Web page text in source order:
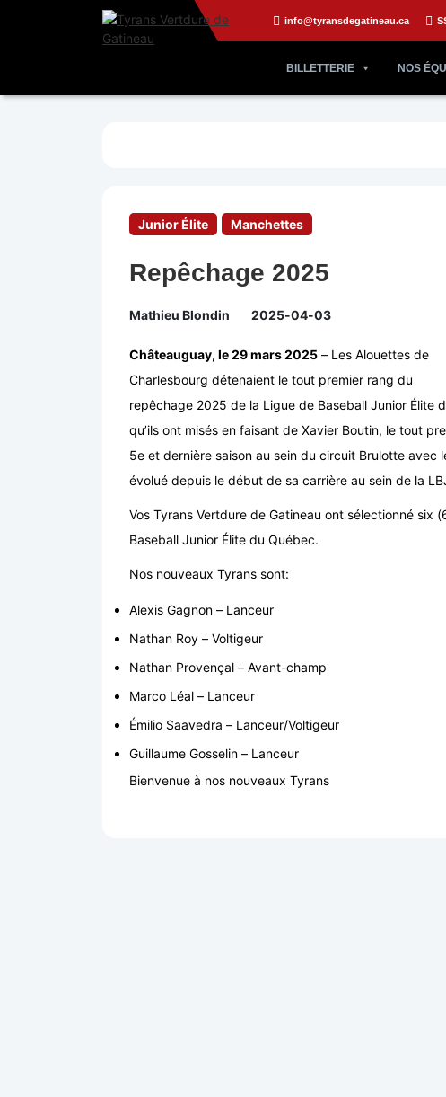
info@tyransdegatineau.ca
BILLETTERIE NOS
Junior Élite Manchettes
Repêchage 2025
Mathieu Blondin 2025-04-03
Châteauguay, le 29 mars 2025 – Les Alouettes de
Charlesbourg détenaient le tout premier rang du
repêchage 2025 de la Ligue de Baseball Junior Élite
qu’ils ont misés en faisant de Xavier Boutin, le tout
5e et dernière saison au sein du circuit Brulotte avec
évolué depuis le début de sa carrière au sein de la
Vos Tyrans Vertdure de Gatineau ont sélectionné
Baseball Junior Élite du Québec.
Nos nouveaux Tyrans sont:
Alexis Gagnon – Lanceur
Nathan Roy – Voltigeur
Nathan Provençal – Avant-champ
Marco Léal – Lanceur
Émilio Saavedra – Lanceur/Voltigeur
Guillaume Gosselin – Lanceur
Bienvenue à nos nouveaux Tyrans